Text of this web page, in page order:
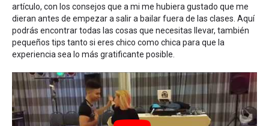
artículo, con los consejos que a mi me hubiera gustado que me
dieran antes de empezar a salir a bailar fuera de las clases . Aquí
podrás encontrar todas las cosas que necesitas llevar, también
pequeños tips tanto si eres chico como chica para que la
experiencia sea lo más gratificante posible.